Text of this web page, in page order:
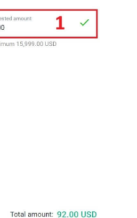
из доступных
Bank Transfer в